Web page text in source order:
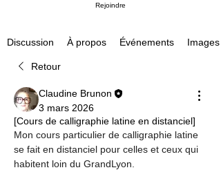
Rejoindre
Discussion À propos Événements Images
Retour
Claudine Brunon
3 mars 2026
[Cours de calligraphie latine en distanciel]
Mon cours particulier de calligraphie latine
se fait en distanciel pour celles et ceux qui
habitent loin du GrandLyon.